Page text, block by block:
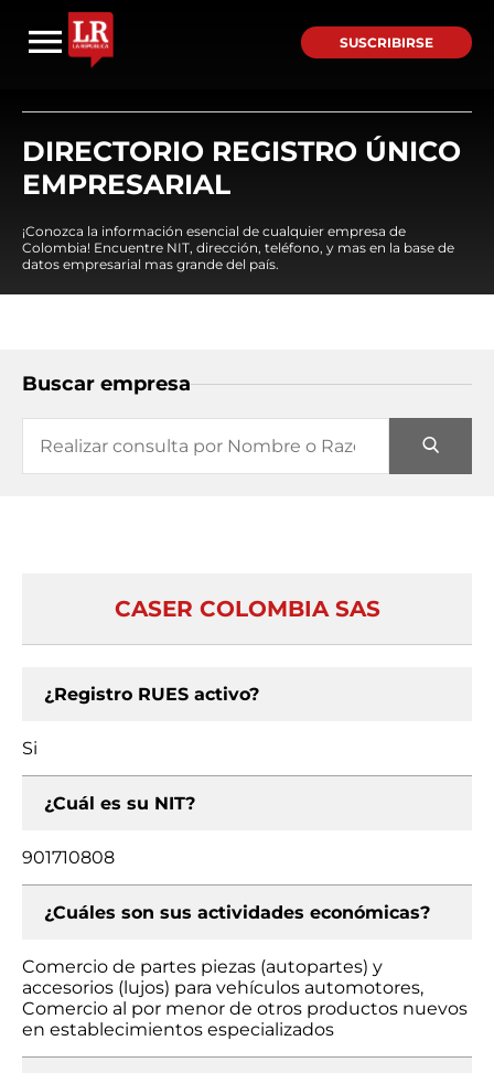
SUSCRIBIRSE
DIRECTORIO REGISTRO ÚNICO
EMPRESARIAL
¡Conozca la información esencial de cualquier empresa de
Colombia! Encuentre NIT, dirección, teléfono, y mas en la base de
datos empresarial mas grande del país.
Buscar empresa
CASER COLOMBIA SAS
¿Registro RUES activo?
Si
¿Cuál es su NIT?
901710808
¿Cuáles son sus actividades económicas?
Comercio de partes piezas (autopartes) y
accesorios (lujos) para vehículos automotores,
Comercio al por menor de otros productos nuevos
en establecimientos especializados